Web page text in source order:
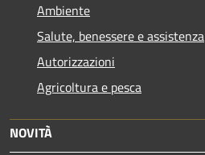
Ambiente
Salute, benessere e assistenza
Autorizzazioni
Agricoltura e pesca
NOVITÀ